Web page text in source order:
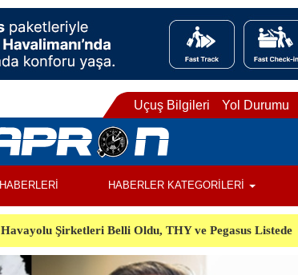
Uçuş Bilgileri Yol Durumu
HABERLER KATEGORİLERİ
Şirketleri Belli Oldu, THY ve Pegasus Listede
Almanya’da Havalimanında Şüpheli Cisim Alarmı